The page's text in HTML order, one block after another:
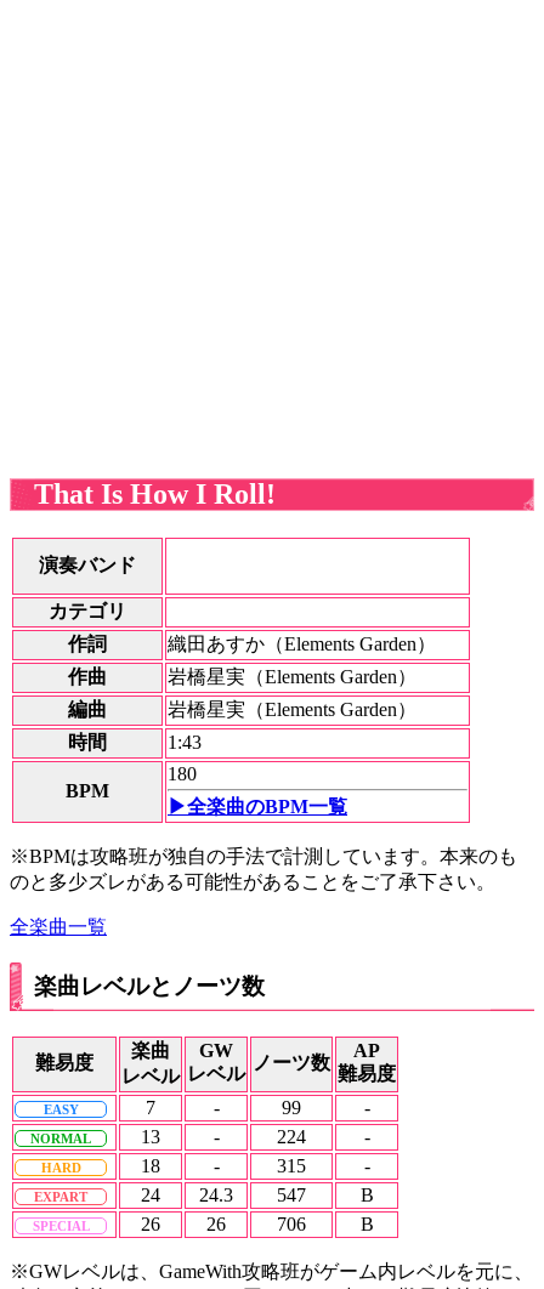
That Is How I Roll!
演奏バンド
カテゴリ
作詞
織田あすか（Elements Garden）
作曲
岩橋星実（Elements Garden）
編曲
岩橋星実（Elements Garden）
時間
1:43
BPM
180
▶全楽曲のBPM一覧
※BPMは攻略班が独自の手法で計測しています。本来のも
のと多少ズレがある可能性があることをご了承下さい。
全楽曲一覧
楽曲レベルとノーツ数
難易度
楽曲
レベル
GW
レベル
ノーツ数
AP
難易度
EASY 7 - 99 -
NORMAL 13 - 224 -
HARD 18 - 315 -
EXPART 24 24.3 547 B
SPECIAL 26 26 706 B
※GWレベルは、GameWith攻略班がゲーム内レベルを元に、